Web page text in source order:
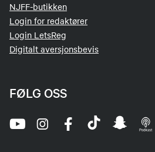
NJFF-butikken
Login for redaktører
Login LetsReg
Digitalt aversjonsbevis
FØLG OSS